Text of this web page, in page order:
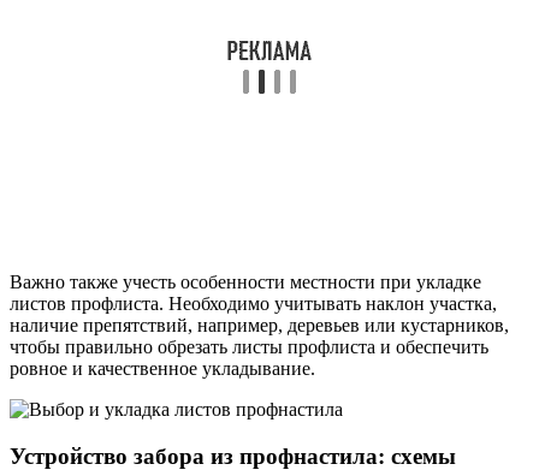
Важно также учесть особенности местности при укладке
листов профлиста. Необходимо учитывать наклон участка,
наличие препятствий, например, деревьев или кустарников,
чтобы правильно обрезать листы профлиста и обеспечить
ровное и качественное укладывание.
Устройство забора из профнастила: схемы